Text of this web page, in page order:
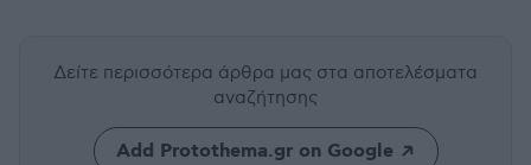
Δείτε περισσότερα άρθρα μας στα αποτελέσματα
αναζήτησης
Add Protothema.gr on Google